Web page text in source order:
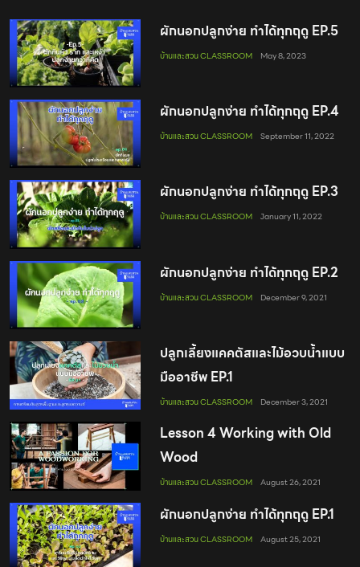
ผักนอกปลูกง่าย ทำได้ทุกฤดู EP.5
บ้านและสวน CLASSROOM May 8, 2023
ผักนอกปลูกง่าย ทำได้ทุกฤดู EP.4
บ้านและสวน CLASSROOM September 11, 2022
ผักนอกปลูกง่าย ทำได้ทุกฤดู EP.3
บ้านและสวน CLASSROOM January 11, 2022
ผักนอกปลูกง่าย ทำได้ทุกฤดู EP.2
บ้านและสวน CLASSROOM December 9, 2021
ปลูกเลี้ยงแคคตัสและไม้อวบน้ำแบบ
มืออาชีพ EP.1
บ้านและสวน CLASSROOM December 3, 2021
Lesson 4 Working with Old
Wood
บ้านและสวน CLASSROOM August 26, 2021
ผักนอกปลูกง่าย ทำได้ทุกฤดู EP.1
บ้านและสวน CLASSROOM August 25, 2021